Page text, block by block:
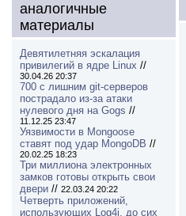
аналогичные
материалы
Девятилетняя эскалация
привилегий в ядре Linux //
30.04.26 20:37
700 с лишним git-серверов
пострадало из-за атаки
нулевого дня на Gogs //
11.12.25 23:47
Уязвимости в Mongoose
ставят под удар MongoDB //
20.02.25 18:23
Три миллиона электронных
замков готовы открыть свои
двери // 22.03.24 20:22
Четверть приложений,
использующих Log4j, до сих